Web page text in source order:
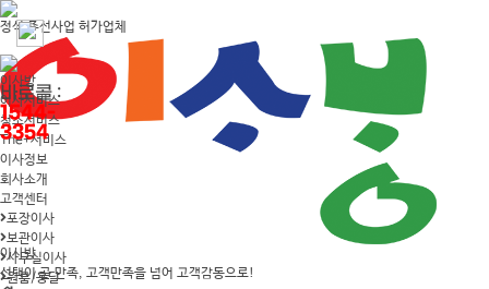
정식 주선사업 허가업체
이사방
이사서비스
청소서비스
The+서비스
이사정보
회사소개
고객센터
바로콜 :
1544-
3354
포장이사
보관이사
사무실이사
원룸/용달
이사방
선택이 곧 만족, 고객만족을 넘어 고객감동으로!